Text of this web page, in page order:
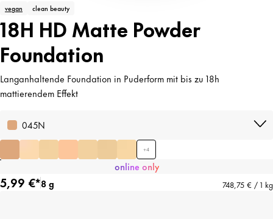
vegan clean beauty
18H HD Matte Powder
Foundation
Langanhaltende Foundation in Puderform mit bis zu 18h
mattierendem Effekt
045N
+4
online only
5,99 €*8 g 748,75 € / 1 kg